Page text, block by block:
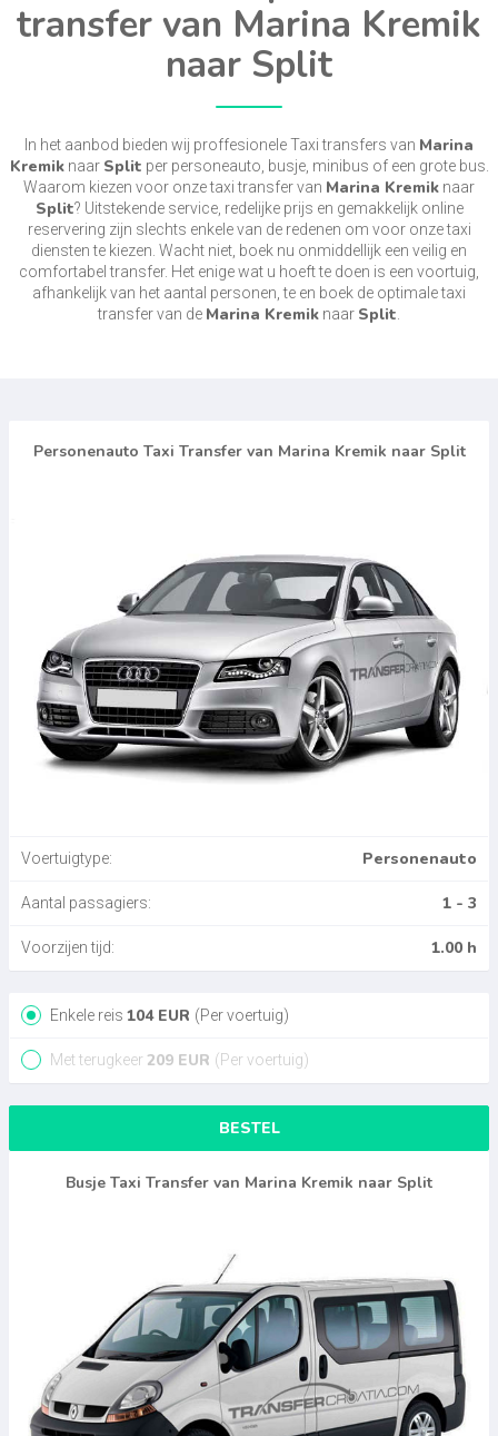
transfer van Marina Kremik
naar Split
In het aanbod bieden wij proffesionele Taxi transfers van Marina
Kremiknaar Split per personeauto, busje, minibus of een grote bus.
Waarom kiezen voor onze taxi transfer van Marina Kremik naar
Split? Uitstekende service, redelijke prijs en gemakkelijk online
reservering zijn slechts enkele van de redenen om voor onze taxi
diensten te kiezen. Wacht niet, boek nu onmiddellijk een veilig en
comfortabel transfer. Het enige wat u hoeft te doen is een voortuig,
afhankelijk van het aantal personen, te en boek de optimale taxi
transfer van de Marina Kremik naar Split
Personenauto Taxi Transfer van Marina Kremik naar Split
Voertuigtype: Personenauto
Aantal passagiers: 1 - 3
Voorzijen tijd: 1.00 h
Enkele reis 104EUR (Per voertuig)
Met terugkeer 209 EUR (Per voertuig)
BESTEL
Busje Taxi Transfer van Marina Kremik naar Split